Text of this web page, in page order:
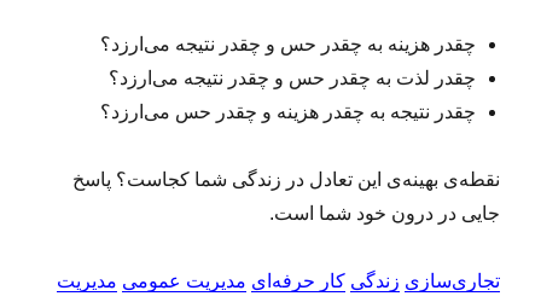
چقدر هزینه به چقدر حس و چقدر نتیجه می‌ارزد؟
چقدر لذت به چقدر حس و چقدر نتیجه می‌ارزد؟
چقدر نتیجه به چقدر هزینه و چقدر حس می‌ارزد؟
نقطه‌ی بهینه‌ی این تعادل در زندگی شما کجاست؟ پاسخ
جایی در درون خود شما است.
تجاری‌سازی زندگی کار حرفه‌ای مدیریت عمومی مدیریت